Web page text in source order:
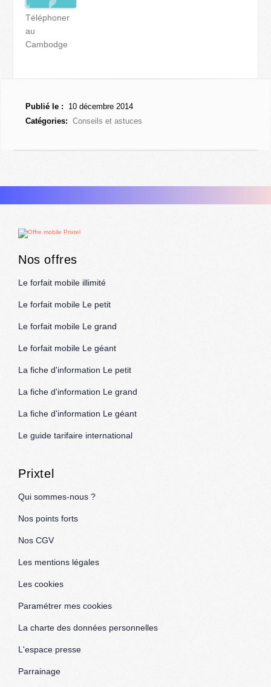
Téléphoner
au
Cambodge
Publié le :
10 décembre 2014
Catégories:
Conseils et astuces
Nos offres
Le forfait mobile illimité
Le forfait mobile Le petit
Le forfait mobile Le grand
Le forfait mobile Le géant
La fiche d'information Le petit
La fiche d'information Le grand
La fiche d'information Le géant
Le guide tarifaire international
Prixtel
Qui sommes-nous ?
Nos points forts
Nos CGV
Les mentions légales
Les cookies
Paramétrer mes cookies
La charte des données personnelles
L'espace presse
Parrainage